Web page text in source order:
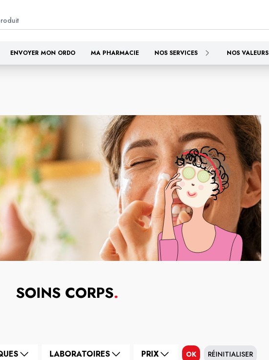
ENVOYER MON ORDO MA PHARMACIE NOS SERVICES NOS VALEURS
SOINS CORPS.
LABORATOIRES PRIX OK RÉINITIALISER